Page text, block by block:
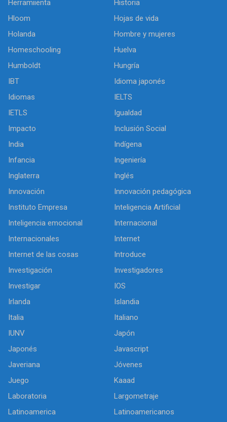
Herramiienta
Historia
Hloom
Hojas de vida
Holanda
Hombre y mujeres
Homeschooling
Huelva
Humboldt
Hungría
IBT
Idioma japonés
Idiomas
IELTS
IETLS
Igualdad
Impacto
Inclusión Social
India
Indígena
Infancia
Ingeniería
Inglaterra
Inglés
Innovación
Innovación pedagógica
Instituto Empresa
Inteligencia Artificial
Inteligencia emocional
Internacional
Internacionales
Internet
Internet de las cosas
Introduce
Investigación
Investigadores
Investigar
IOS
Irlanda
Islandia
Italia
Italiano
IUNV
Japón
Japonés
Javascript
Javeriana
Jóvenes
Juego
Kaaad
Laboratoria
Largometraje
Latinoamerica
Latinoamericanos